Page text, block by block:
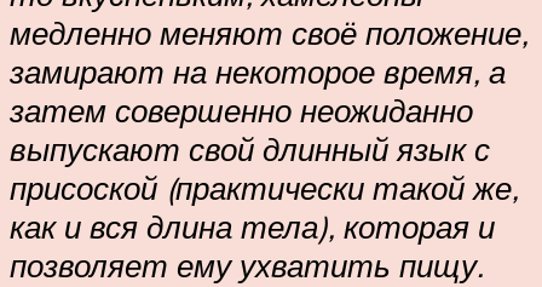
медленно меняют своё положение,
замирают на некоторое время, а
затем совершенно неожиданно
выпускают свой длинный язык с
присоской (практически такой же,
как и вся длина тела), которая и
позволяет ему ухватить пищу.